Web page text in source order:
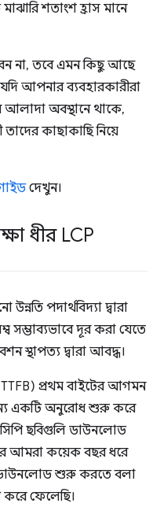
শতাংশ হ্রাস মানে
না, তবে এমন কিছু আছে
আপনার ব্যবহারকারীরা
আলাদা অবস্থানে থাকে,
কাছাকাছি নিয়ে
দেখুন।
ধীর LCP
পদার্থবিদ্যা দ্বারা
দূর করা যেতে
স্থাপত্য দ্বারা আবদ্ধ।
প্রথম বাইটের আগমন
একটি অনুরোধ শুরু করে
ছবিগুলি ডাউনলোড
আমরা কয়েক বছর ধরে
ডাউনলোড শুরু করতে বলা
ফেলেছি।